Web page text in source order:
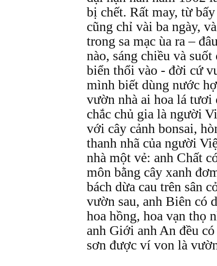
bị chết. Rất may, từ
cũng chỉ vài ba ngày,
trong sa mạc ùa ra –
nào, sáng chiều và
biển thổi vào - đời cứ
mình biết dùng nước
vườn nhà ai hoa lá tươi
chắc chủ gia là người
với cây cảnh bonsai,
thanh nhã của người
nhà một vẻ: anh Chất
môn bằng cây xanh
bách dừa cau trên sân
vườn sau, anh Biên có
hoa hồng, hoa vạn thọ
anh Giới anh An đều
sơn được ví von là